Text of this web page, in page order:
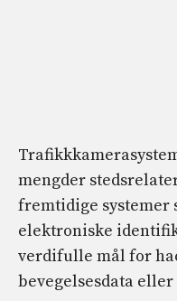
mengder
fremtidige systemer
elektroniske
verdifulle mål for
bevegelsesdata